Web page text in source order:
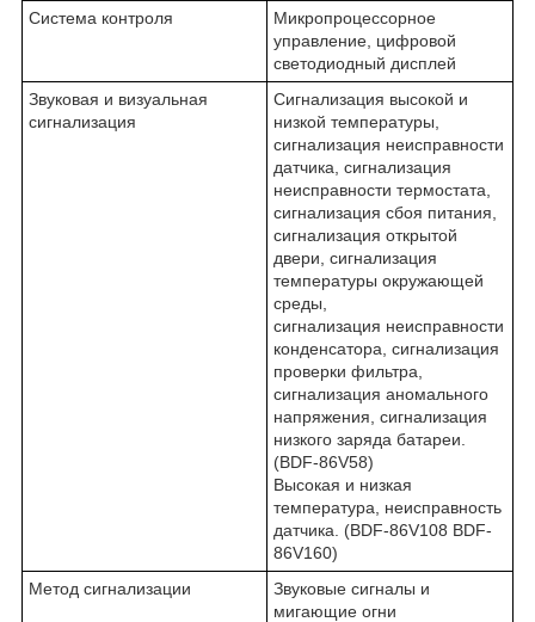
Система контроля
Микропроцессорное
управление, цифровой
светодиодный дисплей
Звуковая и визуальная
сигнализация
Сигнализация высокой и
низкой температуры,
сигнализация неисправности
датчика, сигнализация
неисправности термостата,
сигнализация сбоя питания,
сигнализация открытой
двери, сигнализация
температуры окружающей
среды,
сигнализация неисправности
конденсатора, сигнализация
проверки фильтра,
сигнализация аномального
напряжения, сигнализация
низкого заряда батареи.
(BDF-86V58)
Высокая и низкая
температура, неисправность
датчика. (BDF-86V108 BDF-
86V160)
Метод сигнализации
Звуковые сигналы и
мигающие огни